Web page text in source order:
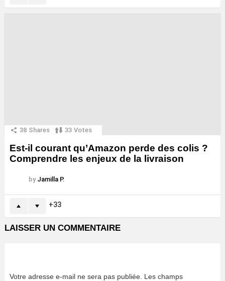
38 Shares 33 Votes
Est-il courant qu’Amazon perde des colis ?
Comprendre les enjeux de la livraison
by Jamilla P.
33
LAISSER UN COMMENTAIRE
Votre adresse e-mail ne sera pas publiée. Les champs